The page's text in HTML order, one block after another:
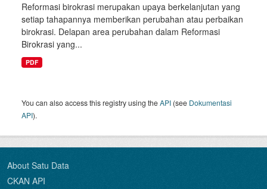
Reformasi birokrasi merupakan upaya berkelanjutan yang
setiap tahapannya memberikan perubahan atau perbaikan
birokrasi. Delapan area perubahan dalam Reformasi
Birokrasi yang...
PDF
You can also access this registry using theAPI (see Dokumentasi
API).
About Satu Data
CKAN API